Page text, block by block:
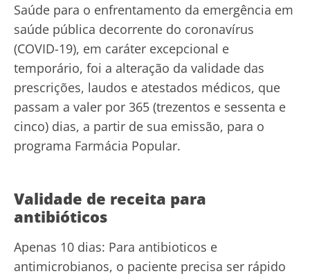
Saúde para o enfrentamento da emergência em
saúde pública decorrente do coronavírus
(COVID-19), em caráter excepcional e
temporário, foi a alteração da validade das
prescrições, laudos e atestados médicos, que
passam a valer por 365 (trezentos e sessenta e
cinco) dias, a partir de sua emissão, para o
programa Farmácia Popular.
Validade de receita para
antibióticos
Apenas 10 dias: Para antibioticos e
antimicrobianos, o paciente precisa ser rápido